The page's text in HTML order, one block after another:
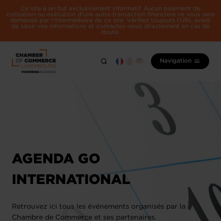
Ce site a un but exclusivement informatif. Aucun paiement de
cotisation ou exécution d'une autre transaction financière ne vous sera
demandé par l'intermédiaire de ce site. Vérifiez toujours l'URL avant
de saisir vos informations et contactez-nous directement en cas de
doute.
Navigation
AGENDA GO
INTERNATIONAL
Retrouvez ici tous les événements organisés par la
Chambre de Commerce et ses partenaires.